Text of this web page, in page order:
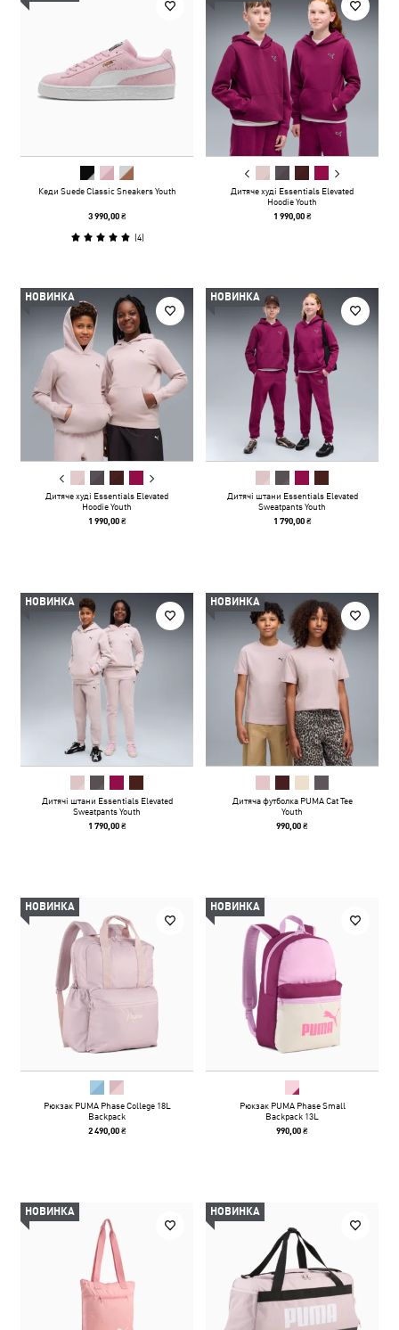
Кеди Suede Classic Sneakers Youth
3 990,00 ₴
(4)
Дитяче худі Essentials Elevated
Hoodie Youth
1 990,00 ₴
НОВИНКА
Дитяче худі Essentials Elevated
Hoodie Youth
1 990,00 ₴
НОВИНКА
Дитячі штани Essentials Elevated
Sweatpants Youth
1 790,00 ₴
НОВИНКА
Дитячі штани Essentials Elevated
Sweatpants Youth
1 790,00 ₴
НОВИНКА
Дитяча футболка PUMA Cat Tee
Youth
990,00 ₴
НОВИНКА
Рюкзак PUMA Phase College 18L
Backpack
2 490,00 ₴
НОВИНКА
Рюкзак PUMA Phase Small
Backpack 13L
990,00 ₴
НОВИНКА НОВИНКА